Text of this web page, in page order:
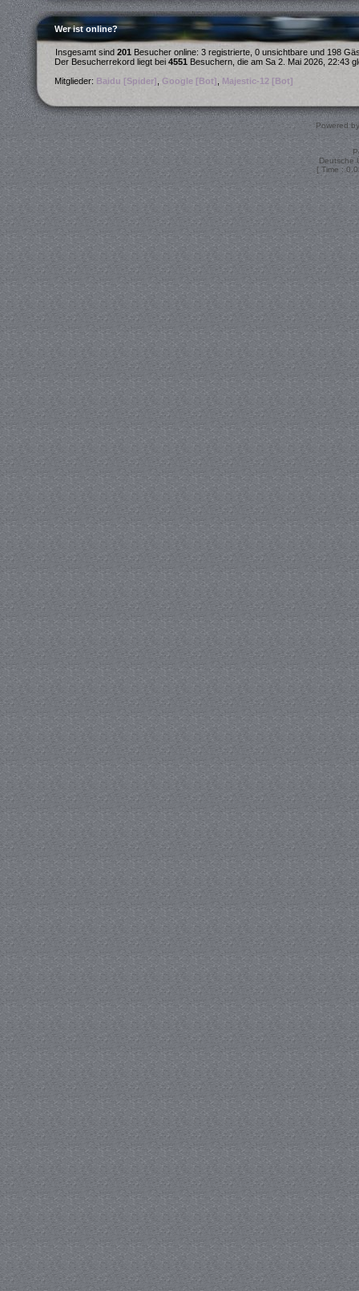
Wer ist online?
Insgesamt sind 201 Besucher online: 3 registrierte, 0 unsichtbare und 198
Der Besucherrekord liegt bei 4551 Besuchern, die am Sa 2. Mai 2026, 22:43
Mitglieder: Baidu [Spider] Google [Bot] Majestic-12 [Bot]
Powered
Deutsche
[ Time :